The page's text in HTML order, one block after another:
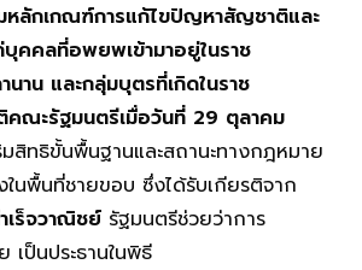
หลักเกณฑ์การแก้ไขปัญหาสัญชาติและ
บุคคลที่อพยพเข้ามาอยู่ในราช
นาน และกลุ่มบุตรที่เกิดในราช
คณะรัฐมนตรีเมื่อวันที่ 29 ตุลาคม
มสิทธิขั้นพื้นฐานและสถานะทางกฎหมาย
ในพื้นที่ชายขอบ ซึ่งได้รับเกียรติจาก
เร็จวาณิชย์ รัฐมนตรีช่วยว่าการ
เป็นประธานในพิธี